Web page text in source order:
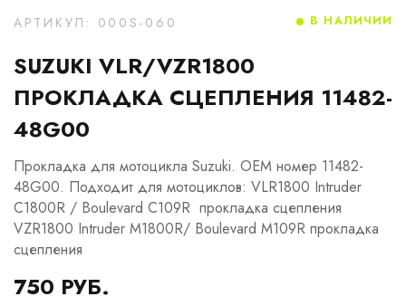
АРТИКУЛ: 000S-060
SUZUKI VLR/VZR1800
ПРОКЛАДКА СЦЕПЛЕНИЯ 11482-
48G00
Прокладка для мотоцикла Suzuki. OEM номер 11482-
48G00. Подходит для мотоциклов: VLR1800 Intruder
C1800R / Boulevard C109R прокладка сцепления
VZR1800 Intruder M1800R/ Boulevard M109R прокладка
сцепления
750 РУБ.
В НАЛИЧИИ